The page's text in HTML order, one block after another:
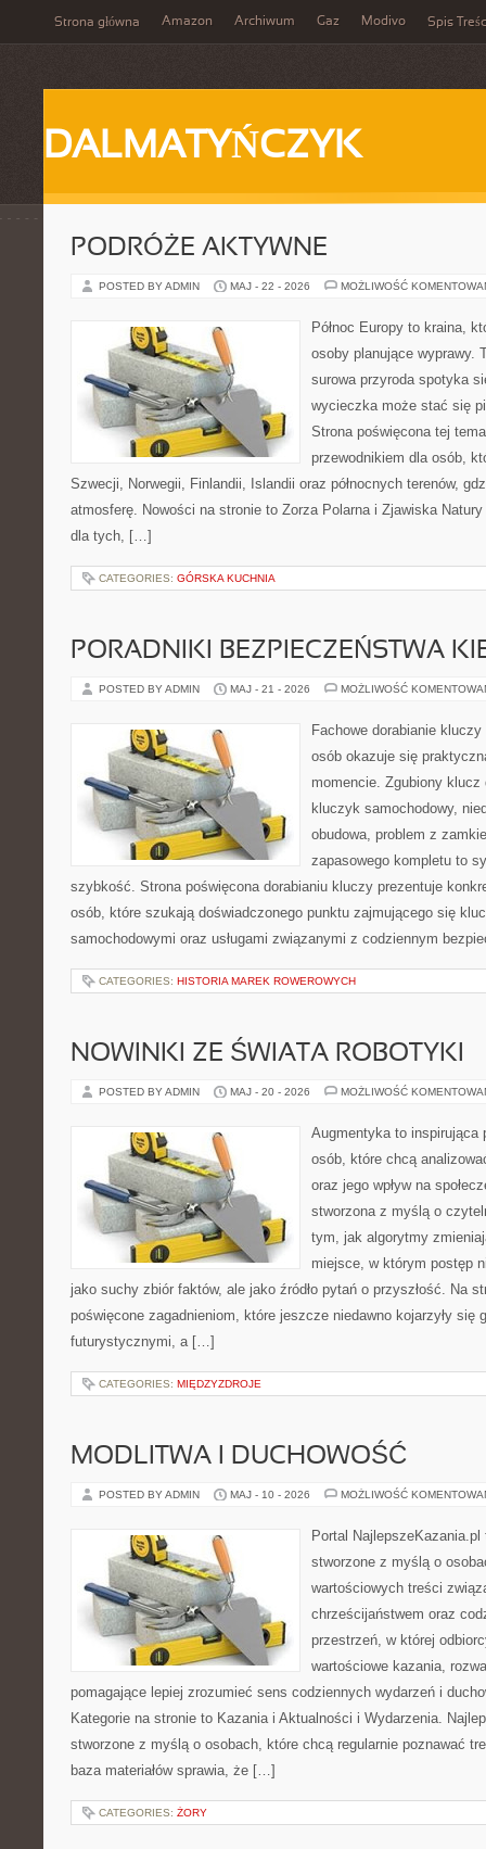
Strona główna Amazon Archiwum Gaz Modivo Spis
DALMATYŃCZYK
PODRÓŻE AKTYWNE
POSTED BY ADMIN MAJ - 22 - 2026 MOŻLIWOŚĆ
Północ Europy to kraina,
osoby planujące wyprawy.
surowa przyroda spotyka
wycieczka może stać się
Strona poświęcona tej
przewodnikiem dla osób,
Szwecji, Norwegii, Finlandii, Islandii oraz północnych terenów,
atmosferę. Nowości na stronie to Zorza Polarna i Zjawiska
dla tych, […]
CATEGORIES: GÓRSKA KUCHNIA
PORADNIKI BEZPIECZEŃSTWA
POSTED BY ADMIN MAJ - 21 - 2026 MOŻLIWOŚĆ
Fachowe dorabianie
osób okazuje się
momencie. Zgubiony
kluczyk samochodowy,
obudowa, problem z
zapasowego kompletu to
szybkość. Strona poświęcona dorabianiu kluczy prezentuje
osób, które szukają doświadczonego punktu zajmującego się
samochodowymi oraz usługami związanymi z codziennym
CATEGORIES: HISTORIA MAREK ROWEROWYCH
NOWINKI ZE ŚWIATA ROBOTYKI
POSTED BY ADMIN MAJ - 20 - 2026 MOŻLIWOŚĆ
Augmentyka to inspirująca
osób, które chcą
oraz jego wpływ na
stworzona z myślą o
tym, jak algorytmy
miejsce, w którym postęp
jako suchy zbiór faktów, ale jako źródło pytań o przyszłość. Na
poświęcone zagadnieniom, które jeszcze niedawno kojarzyły się
futurystycznymi, a […]
CATEGORIES: MIĘDZYZDROJE
MODLITWA I DUCHOWOŚĆ
POSTED BY ADMIN MAJ - 10 - 2026 MOŻLIWOŚĆ
Portal
stworzone z myślą o
wartościowych treści
chrześcijaństwem oraz
przestrzeń, w której
wartościowe kazania,
pomagające lepiej zrozumieć sens codziennych wydarzeń i
Kategorie na stronie to Kazania i Aktualności i Wydarzenia.
stworzone z myślą o osobach, które chcą regularnie poznawać
baza materiałów sprawia, że […]
CATEGORIES: ŻORY